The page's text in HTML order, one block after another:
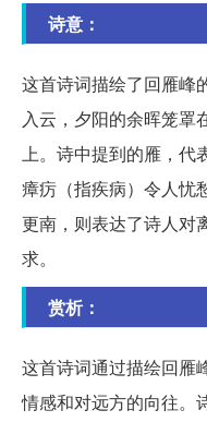
诗意：
这首诗词描绘了回雁峰
入云，夕阳的余晖笼罩
上。诗中提到的雁，代
瘴疠（指疾病）令人忧
更南，则表达了诗人对
求。
赏析：
这首诗词通过描绘回雁
情感和对远方的向往。